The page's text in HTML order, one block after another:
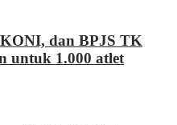
dan BPJS TK
untuk 1.000 atlet